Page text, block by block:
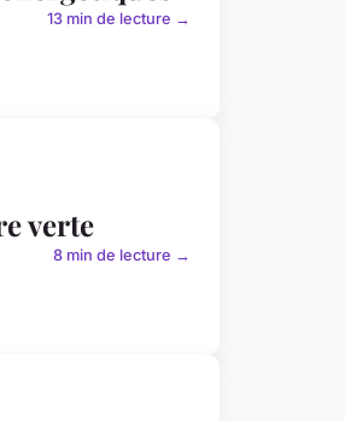
13 min de lecture →
verte
8 min de lecture →